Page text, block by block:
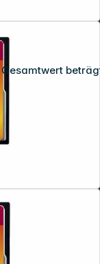
Gesamtwert